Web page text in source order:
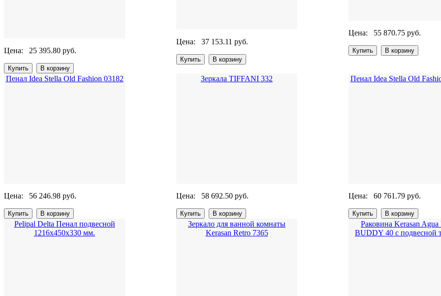
Цена: 25 395.80 руб.
Цена: 37 153.11 руб.
Цена: 55 870.75 руб.
Пенал Idea Stella Old Fashion 03182
Цена: 56 246.98 руб.
Зеркала TIFFANI 332
Цена: 58 692.50 руб.
Пенал Idea Stella Old
Цена: 60 761.79 руб.
Pelipal Delta Пенал подвесной
1216х450х330 мм.
Зеркало для ванной комнаты
Kerasan Retro 7365
Раковина Kerasan
BUDDY 40 с подвесной